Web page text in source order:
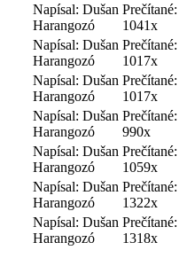
Napísal: Dušan
Harangozó
Prečítané:
1041x
Napísal: Dušan
Harangozó
Prečítané:
1017x
Napísal: Dušan
Harangozó
Prečítané:
1017x
Napísal: Dušan
Harangozó
Prečítané:
990x
Napísal: Dušan
Harangozó
Prečítané:
1059x
Napísal: Dušan
Harangozó
Prečítané:
1322x
Napísal: Dušan
Harangozó
Prečítané:
1318x